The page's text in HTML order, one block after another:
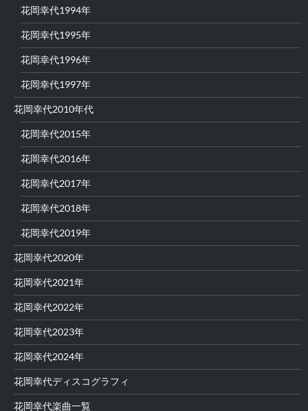
花岡幸代1994年
花岡幸代1995年
花岡幸代1996年
花岡幸代1997年
花岡幸代2010年代
花岡幸代2015年
花岡幸代2016年
花岡幸代2017年
花岡幸代2018年
花岡幸代2019年
花岡幸代2020年
花岡幸代2021年
花岡幸代2022年
花岡幸代2023年
花岡幸代2024年
花岡幸代ディスコグラフィ
花岡幸代楽曲一覧